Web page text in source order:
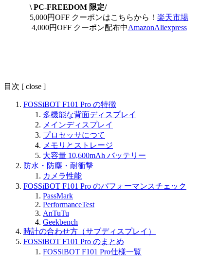
\ PC-FREEDOM 限定/
5,000円OFF クーポンはこちらから！ 楽天市場
4,000円OFF クーポン配布中AmazonAliexpress
目次 [ close ]
FOSSiBOT F101 Pro の特徴
多機能な背面ディスプレイ
メインディスプレイ
プロセッサにつて
メモリとストレージ
大容量 10,600mAh バッテリー
防水・防塵・耐衝撃
カメラ性能
FOSSiBOT F101 Pro のパフォーマンスチェック
PassMark
PerformanceTest
AnTuTu
Geekbench
時計の合わせ方（サブディスプレイ）
FOSSiBOT F101 Pro のまとめ
FOSSiBOT F101 Pro仕様一覧